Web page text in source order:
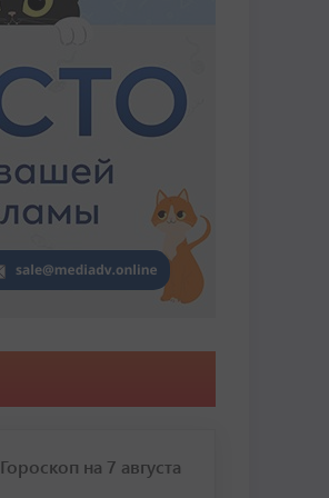
Гороскоп на 7 августа